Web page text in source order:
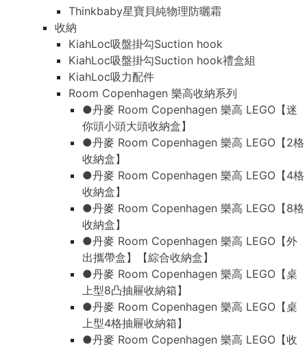
Thinkbaby星寶貝純物理防曬霜
收納
KiahLoc吸盤掛勾Suction hook
KiahLoc吸盤掛勾Suction hook禮盒組
KiahLoc吸力配件
Room Copenhagen 樂高收納系列
●丹麥 Room Copenhagen 樂高 LEGO【迷
你頭小頭大頭收納盒】
●丹麥 Room Copenhagen 樂高 LEGO【2格
收納盒】
●丹麥 Room Copenhagen 樂高 LEGO【4格
收納盒】
●丹麥 Room Copenhagen 樂高 LEGO【8格
收納盒】
●丹麥 Room Copenhagen 樂高 LEGO【外
出攜帶盒】【綜合收納盒】
●丹麥 Room Copenhagen 樂高 LEGO【桌
上型8凸抽屜收納箱】
●丹麥 Room Copenhagen 樂高 LEGO【桌
上型4格抽屜收納箱】
●丹麥 Room Copenhagen 樂高 LEGO【收